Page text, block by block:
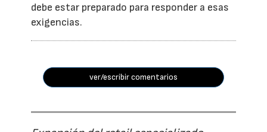
debe estar preparado para responder a esas
exigencias.
ver/escribir comentarios